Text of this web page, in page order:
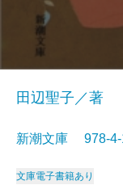
田辺聖子／著
新潮文庫 978-
文庫電子書籍あり